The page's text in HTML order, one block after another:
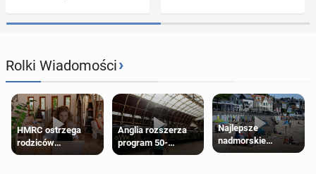
Rolki Wiadomości›
HMRC ostrzega
rodziców
pobierających Child
Anglia rozszerza
program 50-
procentowych
Najlepsze
nadmorskie
miasteczko blisko